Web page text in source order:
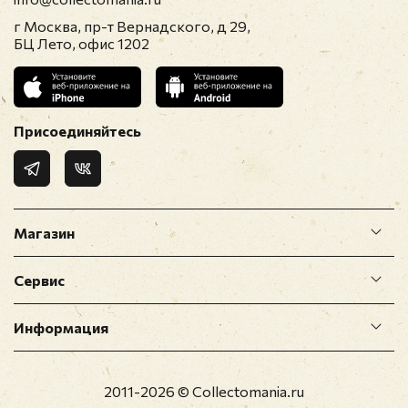
Прикрепить фото
Оставить отзыв
Перед публикацией отзывы проходят
Магазин
Сервис
Информация
г Москва, пр-т Вернадского, д 29,
БЦ Лето, офис 1202
Присоединяйтесь
2011-2026 © Collectomania.ru